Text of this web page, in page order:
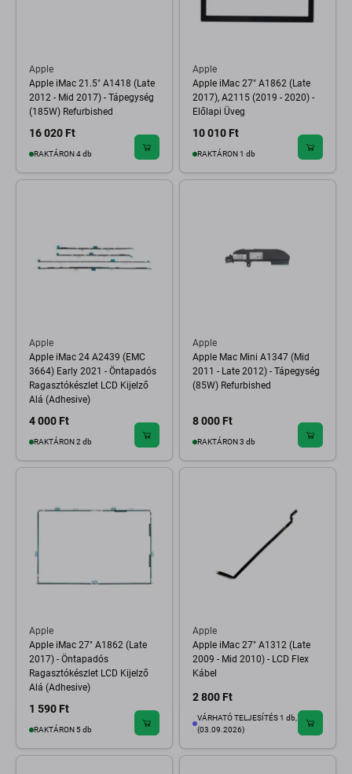
Apple
Apple iMac 21.5" A1418 (Late
2012 - Mid 2017) - Tápegység
(185W) Refurbished
16 020 Ft
RAKTÁRON 4 db
Apple
Apple iMac 27" A1862 (Late
2017), A2115 (2019 - 2020) -
Előlapi Üveg
10 010 Ft
RAKTÁRON 1 db
Apple
Apple iMac 24 A2439 (EMC
3664) Early 2021 - Öntapadós
Ragasztókészlet LCD Kijelző
Alá (Adhesive)
4 000 Ft
RAKTÁRON 2 db
Apple
Apple Mac Mini A1347 (Mid
2011 - Late 2012) - Tápegység
(85W) Refurbished
8 000 Ft
RAKTÁRON 3 db
Apple
Apple iMac 27" A1862 (Late
2017) - Öntapadós
Ragasztókészlet LCD Kijelző
Alá (Adhesive)
1 590 Ft
RAKTÁRON 5 db
Apple
Apple iMac 27" A1312 (Late
2009 - Mid 2010) - LCD Flex
Kábel
2 800 Ft
VÁRHATÓ TELJESÍTÉS 1 db,
(03.09.2026)